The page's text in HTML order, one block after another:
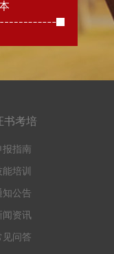
书考培
报指南
培训
知公告
闻资讯
见问答